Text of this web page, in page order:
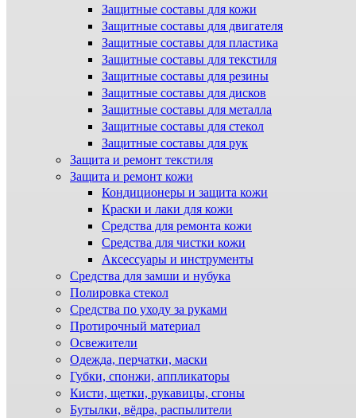
Защитные составы для кожи
Защитные составы для двигателя
Защитные составы для пластика
Защитные составы для текстиля
Защитные составы для резины
Защитные составы для дисков
Защитные составы для металла
Защитные составы для стекол
Защитные составы для рук
Защита и ремонт текстиля
Защита и ремонт кожи
Кондиционеры и защита кожи
Краски и лаки для кожи
Средства для ремонта кожи
Средства для чистки кожи
Аксессуары и инструменты
Средства для замши и нубука
Полировка стекол
Средства по уходу за руками
Протирочный материал
Освежители
Одежда, перчатки, маски
Губки, спонжи, аппликаторы
Кисти, щетки, рукавицы, сгоны
Бутылки, вёдра, распылители